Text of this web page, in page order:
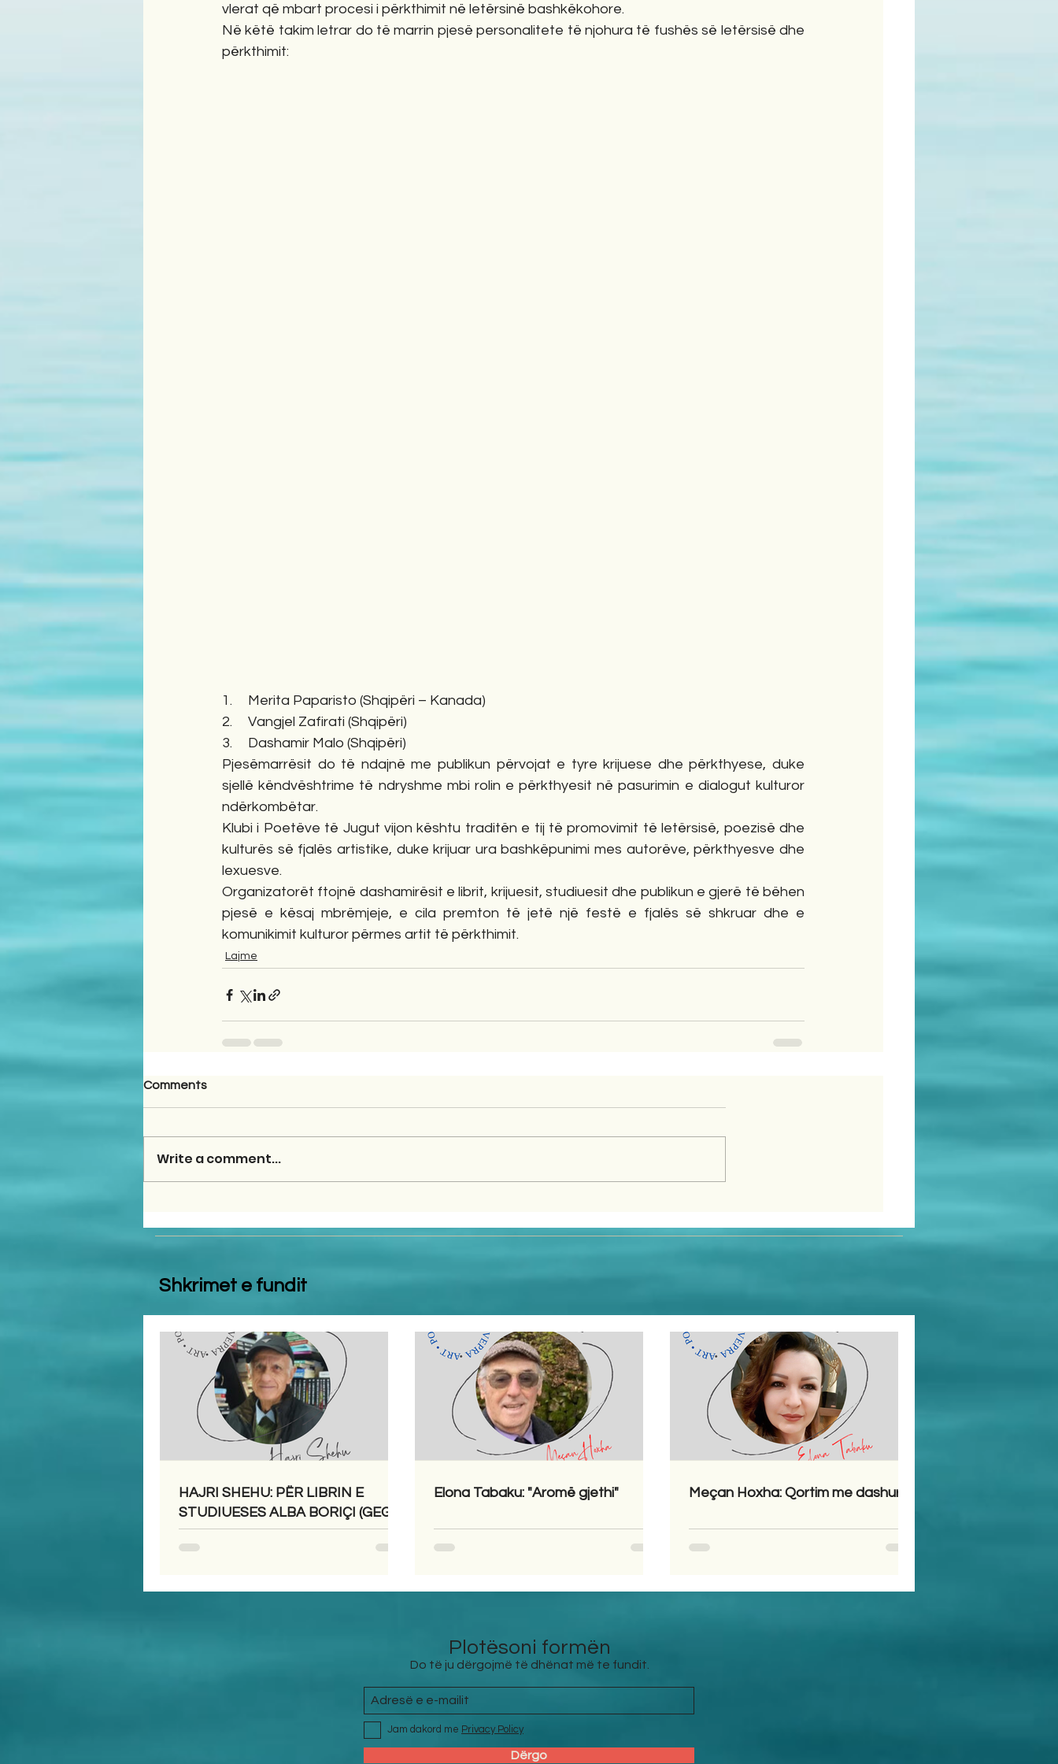
vlerat që mbart procesi i përkthimit në letërsinë bashkëkohore.
Në këtë takim letrar do të marrin pjesë personalitete të njohura të fushës së letërsisë dhe
përkthimit:
1.     Merita Paparisto (Shqipëri – Kanada)
2.     Vangjel Zafirati (Shqipëri)
3.     Dashamir Malo (Shqipëri)
Pjesëmarrësit do të ndajnë me publikun përvojat e tyre krijuese dhe përkthyese, duke
sjellë këndvështrime të ndryshme mbi rolin e përkthyesit në pasurimin e dialogut kulturor
ndërkombëtar.
Klubi i Poetëve të Jugut vijon kështu traditën e tij të promovimit të letërsisë, poezisë dhe
kulturës së fjalës artistike, duke krijuar ura bashkëpunimi mes autorëve, përkthyesve dhe
lexuesve.
Organizatorët ftojnë dashamirësit e librit, krijuesit, studiuesit dhe publikun e gjerë të bëhen
pjesë e kësaj mbrëmjeje, e cila premton të jetë një festë e fjalës së shkruar dhe e
komunikimit kulturor përmes artit të përkthimit.
Lajme
Comments
Write a comment...
Shkrimet e fundit
HAJRI SHEHU: PËR LIBRIN E
STUDIUESES ALBA BORIÇI (GEGA)
Elona Tabaku: "Aromë gjethi" Meçan Hoxha: Qortim me dashuri
Plotësoni formën
Do të ju dërgojmë të dhënat më te fundit.
Jam dakord me Privacy Policy
Dërgo